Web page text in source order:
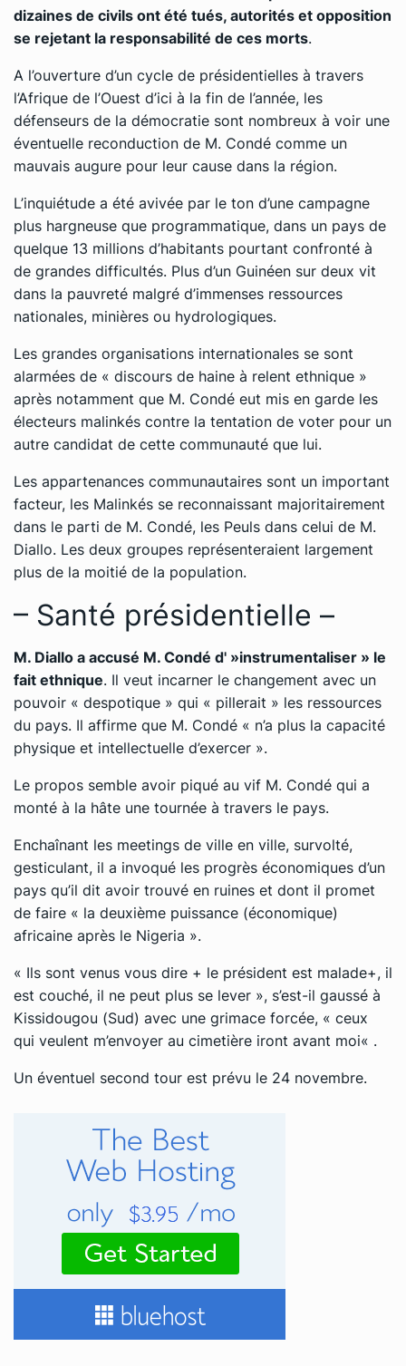
dizaines de civils ont été tués, autorités et opposition
se rejetant la responsabilité de ces morts.
A l’ouverture d’un cycle de présidentielles à travers
l’Afrique de l’Ouest d’ici à la fin de l’année, les
défenseurs de la démocratie sont nombreux à voir une
éventuelle reconduction de M. Condé comme un
mauvais augure pour leur cause dans la région.
L’inquiétude a été avivée par le ton d’une campagne
plus hargneuse que programmatique, dans un pays de
quelque 13 millions d’habitants pourtant confronté à
de grandes difficultés. Plus d’un Guinéen sur deux vit
dans la pauvreté malgré d’immenses ressources
nationales, minières ou hydrologiques.
Les grandes organisations internationales se sont
alarmées de « discours de haine à relent ethnique »
après notamment que M. Condé eut mis en garde les
électeurs malinkés contre la tentation de voter pour un
autre candidat de cette communauté que lui.
Les appartenances communautaires sont un important
facteur, les Malinkés se reconnaissant majoritairement
dans le parti de M. Condé, les Peuls dans celui de M.
Diallo. Les deux groupes représenteraient largement
plus de la moitié de la population.
– Santé présidentielle –
M. Diallo a accusé M. Condé d' »instrumentaliser » le
fait ethnique. Il veut incarner le changement avec un
pouvoir « despotique » qui « pillerait » les ressources
du pays. Il affirme que M. Condé « n’a plus la capacité
physique et intellectuelle d’exercer ».
Le propos semble avoir piqué au vif M. Condé qui a
monté à la hâte une tournée à travers le pays.
Enchaînant les meetings de ville en ville, survolté,
gesticulant, il a invoqué les progrès économiques d’un
pays qu’il dit avoir trouvé en ruines et dont il promet
de faire « la deuxième puissance (économique)
africaine après le Nigeria ».
« Ils sont venus vous dire + le président est malade+, il
est couché, il ne peut plus se lever », s’est-il gaussé à
Kissidougou (Sud) avec une grimace forcée, « ceux
qui veulent m’envoyer au cimetière iront avant moi« .
Un éventuel second tour est prévu le 24 novembre.